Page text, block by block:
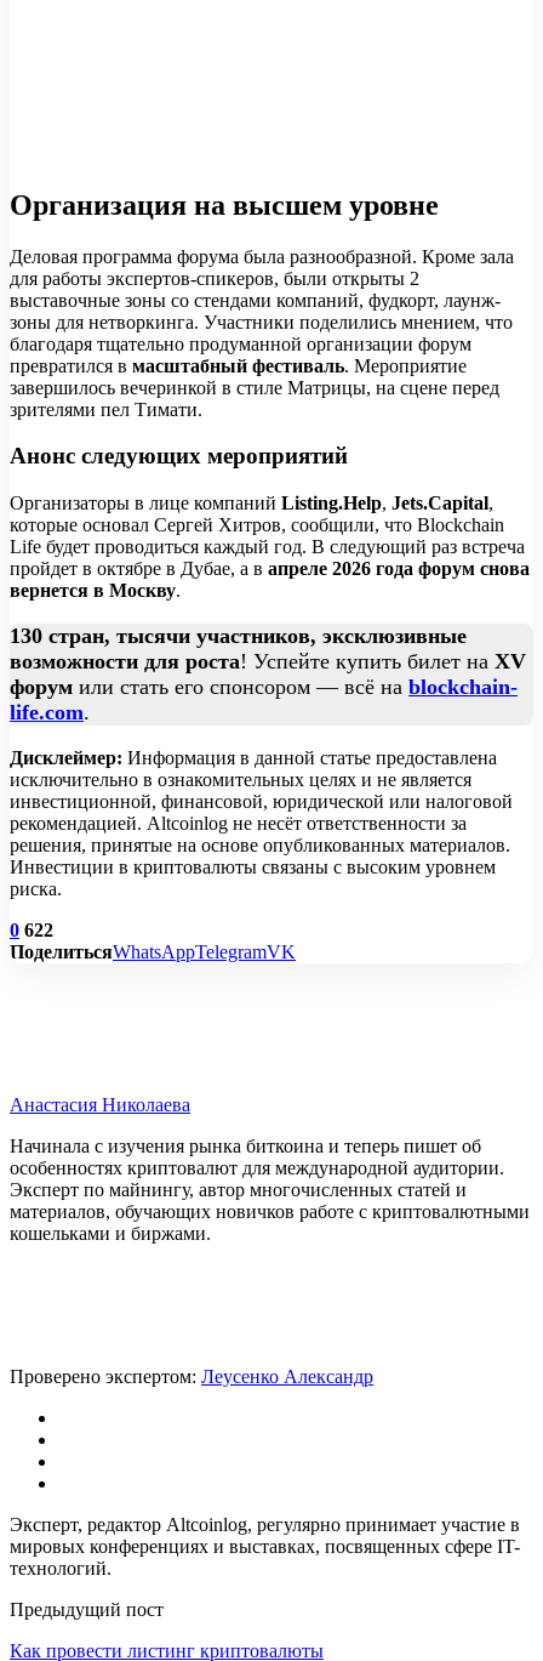
Организация на высшем уровне
Деловая программа форума была разнообразной. Кроме зала
для работы экспертов-спикеров, были открыты 2
выставочные зоны со стендами компаний, фудкорт, лаунж-
зоны для нетворкинга. Участники поделились мнением, что
благодаря тщательно продуманной организации форум
превратился в масштабный фестиваль. Мероприятие
завершилось вечеринкой в стиле Матрицы, на сцене перед
зрителями пел Тимати.
Анонс следующих мероприятий
Организаторы в лице компаний Listing.Help, Jets.Capital,
которые основал Сергей Хитров, сообщили, что Blockchain
Life будет проводиться каждый год. В следующий раз встреча
пройдет в октябре в Дубае, а в апреле 2026 года форум снова
вернется в Москву.
130 стран, тысячи участников, эксклюзивные
возможности для роста! Успейте купить билет на XV
форум или стать его спонсором — всё на blockchain-
life.com.
Дисклеймер: Информация в данной статье предоставлена
исключительно в ознакомительных целях и не является
инвестиционной, финансовой, юридической или налоговой
рекомендацией. Altcoinlog не несёт ответственности за
решения, принятые на основе опубликованных материалов.
Инвестиции в криптовалюты связаны с высоким уровнем
риска.
0 622
ПоделитьсяWhatsAppTelegramVK
Анастасия Николаева
Начинала с изучения рынка биткоина и теперь пишет об
особенностях криптовалют для международной аудитории.
Эксперт по майнингу, автор многочисленных статей и
материалов, обучающих новичков работе с криптовалютными
кошельками и биржами.
Проверено экспертом: Леусенко Александр
Эксперт, редактор Altcoinlog, регулярно принимает участие в
мировых конференциях и выставках, посвященных сфере IT-
технологий.
Предыдущий пост
Как провести листинг криптовалюты